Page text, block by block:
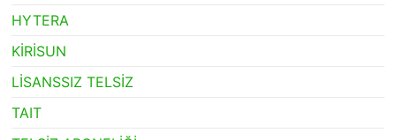
HYTERA
KİRİSUN
LİSANSSIZ TELSİZ
TAIT